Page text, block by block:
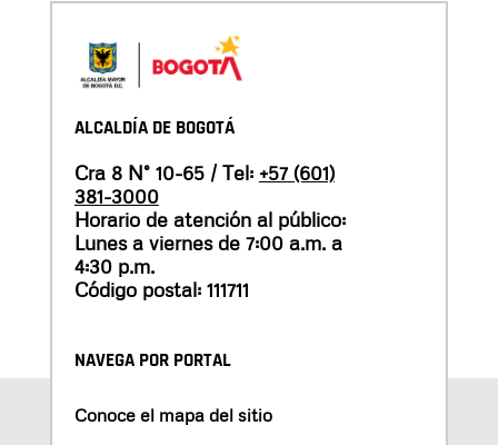
ALCALDÍA DE BOGOTÁ
Cra 8 N° 10-65 / Tel: +57 (601)
381-3000
Horario de atención al público:
Lunes a viernes de 7:00 a.m. a
4:30 p.m.
Código postal: 111711
NAVEGA POR PORTAL
Conoce el mapa del sitio